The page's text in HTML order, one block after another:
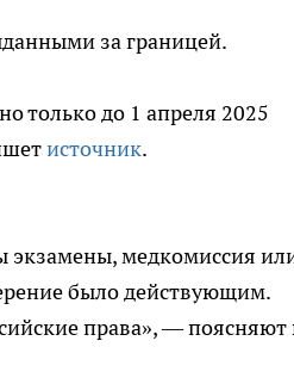
за границей.
только до 1 апреля 2025
источник.
экзамены, медкомиссия
было действующим.
права», — поясняют